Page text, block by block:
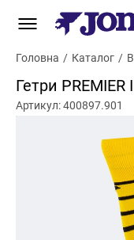
Головна / Каталог /
Гетри PREMIER
Артикул: 400897.901